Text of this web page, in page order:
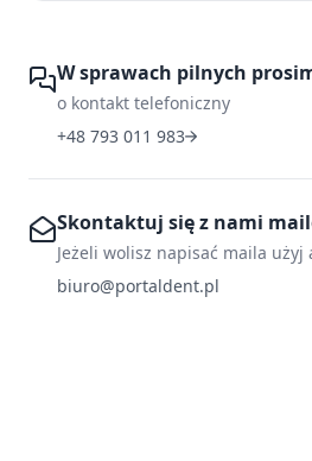
W sprawach pilnych
o kontakt telefoniczny
+48 793 011 983
Skontaktuj się z nami
Jeżeli wolisz napisać maila
biuro@portaldent.pl